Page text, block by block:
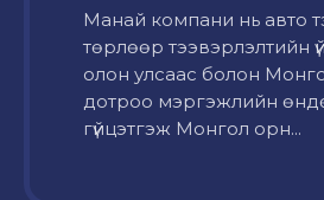
Mанай компани нь авто
төрлөөр тээвэрлэлтийн
олон улсаас болон
дотроо мэргэжлийн
гүйцэтгэж Монгол орн...